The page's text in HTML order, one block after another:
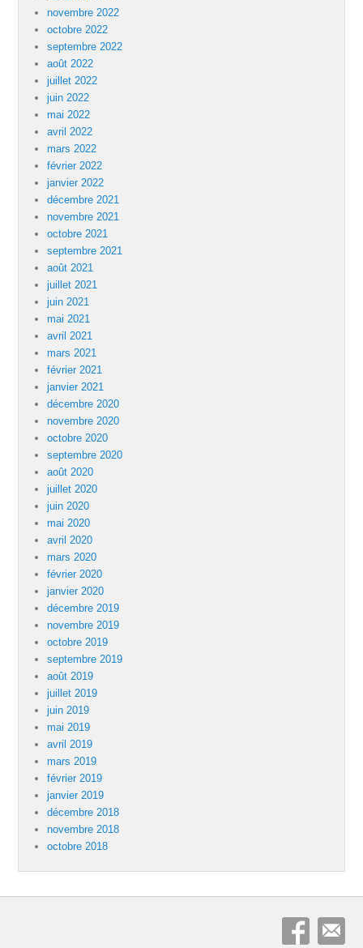
novembre 2022
octobre 2022
septembre 2022
août 2022
juillet 2022
juin 2022
mai 2022
avril 2022
mars 2022
février 2022
janvier 2022
décembre 2021
novembre 2021
octobre 2021
septembre 2021
août 2021
juillet 2021
juin 2021
mai 2021
avril 2021
mars 2021
février 2021
janvier 2021
décembre 2020
novembre 2020
octobre 2020
septembre 2020
août 2020
juillet 2020
juin 2020
mai 2020
avril 2020
mars 2020
février 2020
janvier 2020
décembre 2019
novembre 2019
octobre 2019
septembre 2019
août 2019
juillet 2019
juin 2019
mai 2019
avril 2019
mars 2019
février 2019
janvier 2019
décembre 2018
novembre 2018
octobre 2018